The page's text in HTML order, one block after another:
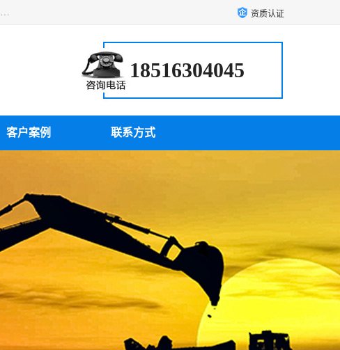
扬州市斯拜秀电缆厂专业生产：弹性电缆、弹簧电缆线、挂车螺旋线、螺旋电缆、弹簧线、螺旋线、耐海水电缆、连接线等。欢迎来电咨询！ 资质认证
18516304045
客户案例 联系方式